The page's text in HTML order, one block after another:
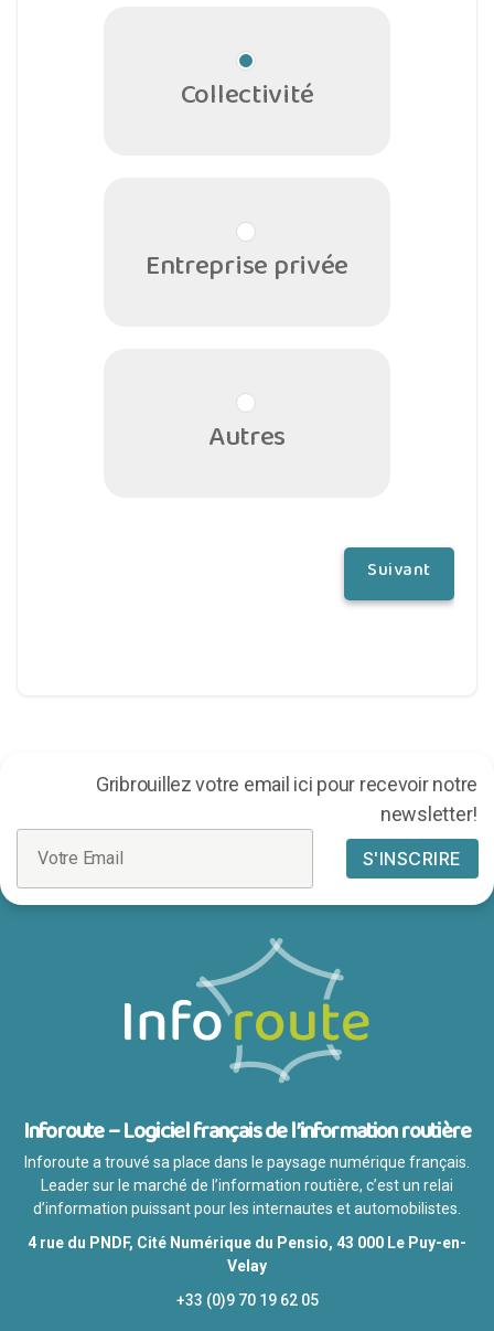
Collectivité
Entreprise privée
Autres
Gribrouillez votre email ici pour recevoir notre
newsletter!
Inforoute – Logiciel français de l’information routière
Inforoute a trouvé sa place dans le paysage numérique français.
Leader sur le marché de l’information routière, c’est un relai
d’information puissant pour les internautes et automobilistes.
4 rue du PNDF, Cité Numérique du Pensio, 43 000 Le Puy-en-
Velay
+33 (0)9 70 19 62 05